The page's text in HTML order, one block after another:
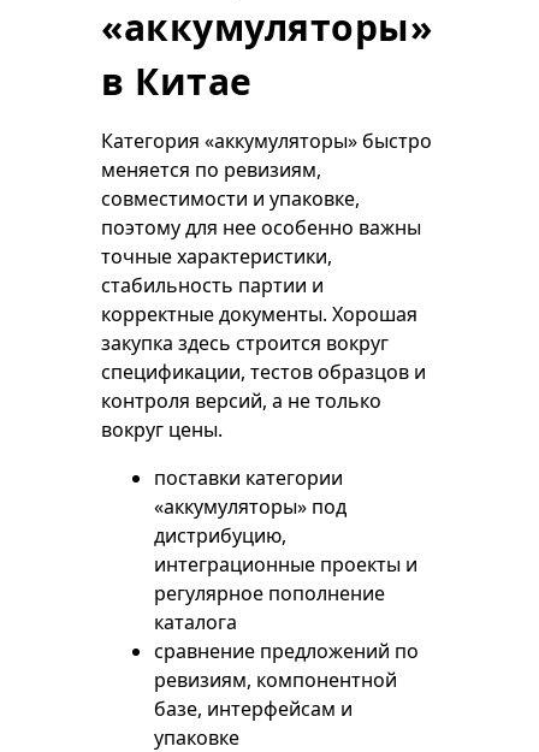
«аккумуляторы»
в Китае
Категория «аккумуляторы» быстро
меняется по ревизиям,
совместимости и упаковке,
поэтому для нее особенно важны
точные характеристики,
стабильность партии и
корректные документы. Хорошая
закупка здесь строится вокруг
спецификации, тестов образцов и
контроля версий, а не только
вокруг цены.
поставки категории
«аккумуляторы» под
дистрибуцию,
интеграционные проекты и
регулярное пополнение
каталога
сравнение предложений по
ревизиям, компонентной
базе, интерфейсам и
упаковке